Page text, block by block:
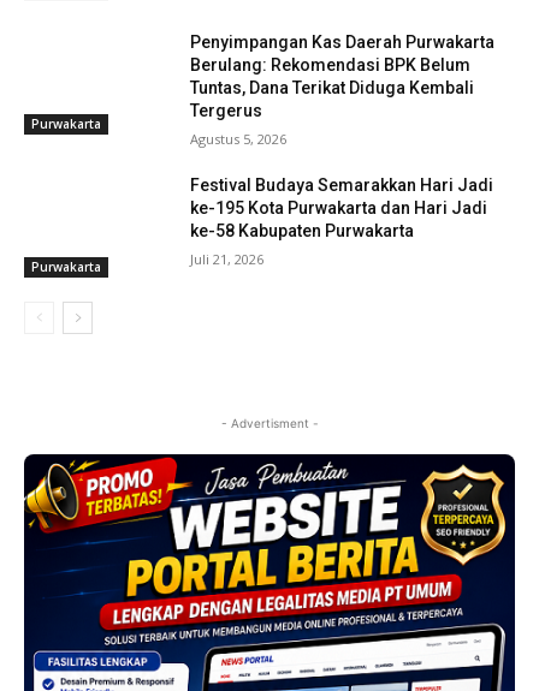
Purwakarta
Penyimpangan Kas Daerah Purwakarta
Berulang: Rekomendasi BPK Belum
Tuntas, Dana Terikat Diduga Kembali
Tergerus
Agustus 5, 2026
Purwakarta
Festival Budaya Semarakkan Hari Jadi
ke-195 Kota Purwakarta dan Hari Jadi
ke-58 Kabupaten Purwakarta
Juli 21, 2026
- Advertisment -